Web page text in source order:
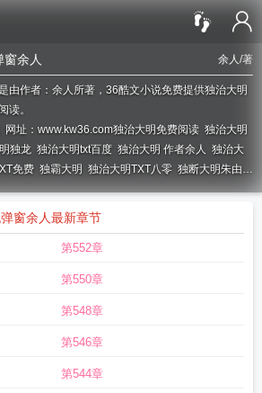
余人/著
余人
由作者：余人所著，36酷文小说免费提供独治大明
读。
网址：www.kw36.com独治大明免费阅读 独治大明
独龙 独治大明txt百度 独治大明 作者余人 独治大
免费 独霸大明 独治大明TXT八零 独断大明朱由
大明在线阅读余人作者独治大明独治大明朱佑
子免费 独治大明零点
独治大明TXT独治大明笔趣阁顶点
独治大明txt手机版 独治大明85章
脚踹士大夫独治大明全文阅读
独治大明精校版
独继大明 独治之吏
窗余人最新章节
第552章
第550章
第548章
第546章
第544章